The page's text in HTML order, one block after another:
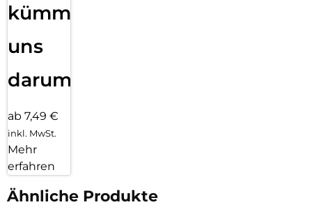
kümmern
uns
darum!
ab 7,49 €
inkl. MwSt.
Mehr
erfahren
Ähnliche Produkte